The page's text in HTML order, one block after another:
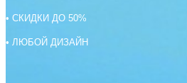
• СКИДКИ ДО 50%
• ЛЮБОЙ ДИЗАЙН